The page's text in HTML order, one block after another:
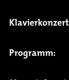
Klavierkonzert
Programm: